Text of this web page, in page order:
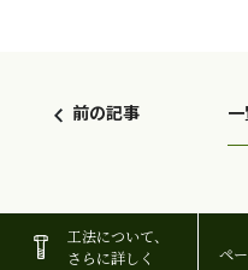
前の記事
工法について、
さらに詳しく
ペ